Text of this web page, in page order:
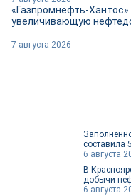
«Газпромнефть-
увеличивающую
7 августа 2026
составила
6 августа
В
добычи
6 августа